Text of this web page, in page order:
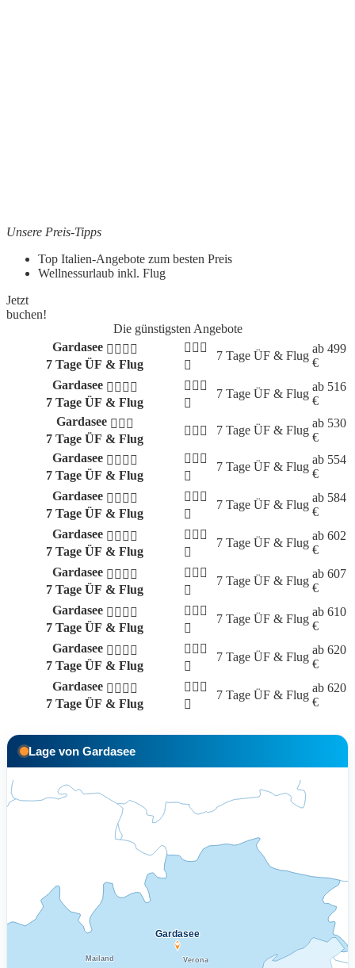
Unsere Preis-Tipps
Top Italien-Angebote zum besten Preis
Wellnessurlaub inkl. Flug
Jetzt
buchen!
Die günstigsten Angebote
Gardasee
7 Tage ÜF & Flug
7 Tage ÜF & Flug
ab 499
€
Gardasee
7 Tage ÜF & Flug
7 Tage ÜF & Flug
ab 516
€
Gardasee
7 Tage ÜF & Flug
7 Tage ÜF & Flug
ab 530
€
Gardasee
7 Tage ÜF & Flug
7 Tage ÜF & Flug
ab 554
€
Gardasee
7 Tage ÜF & Flug
7 Tage ÜF & Flug
ab 584
€
Gardasee
7 Tage ÜF & Flug
7 Tage ÜF & Flug
ab 602
€
Gardasee
7 Tage ÜF & Flug
7 Tage ÜF & Flug
ab 607
€
Gardasee
7 Tage ÜF & Flug
7 Tage ÜF & Flug
ab 610
€
Gardasee
7 Tage ÜF & Flug
7 Tage ÜF & Flug
ab 620
€
Gardasee
7 Tage ÜF & Flug
7 Tage ÜF & Flug
ab 620
€
Lage von Gardasee
Verona
Mailand
Gardasee